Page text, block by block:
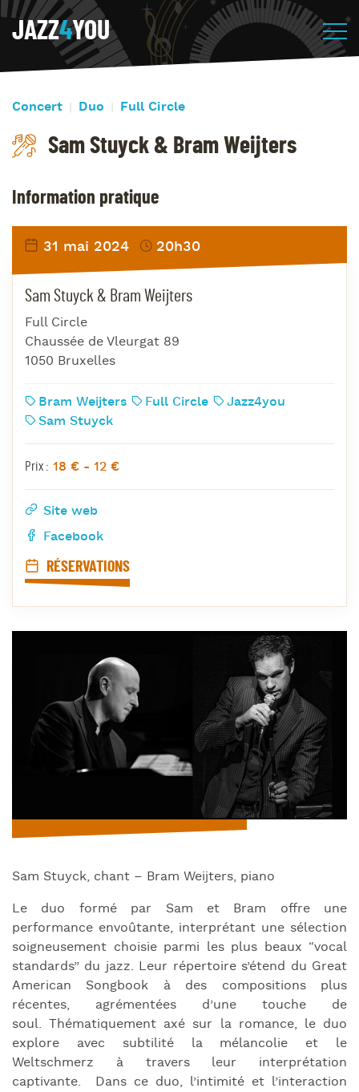
JAZZ4YOU
Concert Duo Full Circle
Sam Stuyck & Bram Weijters
Sam Stuyck, chant – Bram Weijters, piano
Le duo formé par Sam et Bram offre une
performance envoûtante, interprétant une sélection
soigneusement choisie parmi les plus beaux “vocal
standards” du jazz. Leur répertoire s’étend du Great
American Songbook à des compositions plus
récentes, agrémentées d’une touche de
soul. Thématiquement axé sur la romance, le duo
explore avec subtilité la mélancolie et le
Weltschmerz à travers leur interprétation
captivante. Dans ce duo, l’intimité et l’interaction
Information pratique
31 mai 2024 20h30
Sam Stuyck & Bram Weijters
Full Circle
Chaussée de Vleurgat 89
1050 Bruxelles
Bram Weijters Full Circle
Jazz4you
Sam Stuyck
Prix : 18 € - 12 €
Site web
Facebook
RÉSERVATIONS